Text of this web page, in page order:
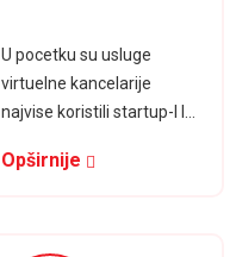
U pocetku su usluge
virtuelne kancelarije
najvise koristili startup-I I
otp
Opširnije